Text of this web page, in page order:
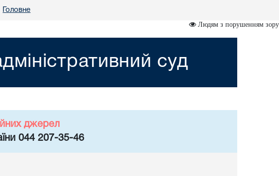
Головне
Людям з порушенням зору
суд
джерел
044 207-35-46